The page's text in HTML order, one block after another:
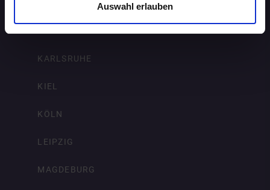
Auswahl erlauben
KARLSRUHE
KIEL
KÖLN
LEIPZIG
MAGDEBURG